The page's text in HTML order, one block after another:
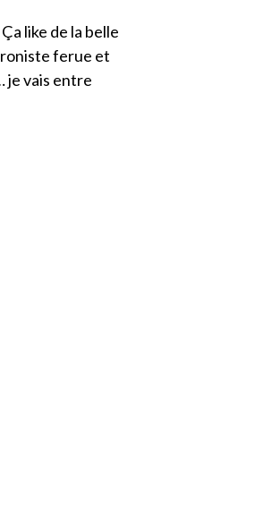
like de la belle
ferue et
je vais entre